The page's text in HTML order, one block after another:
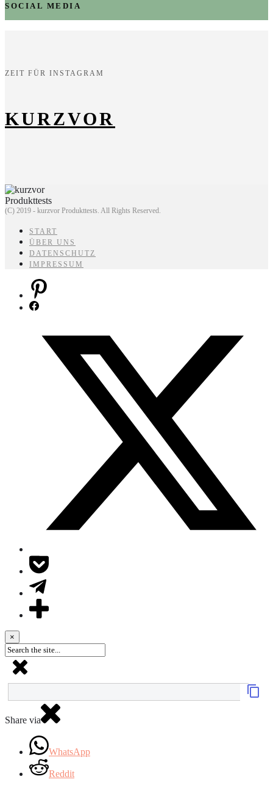
SOCIAL MEDIA
ZEIT FÜR INSTAGRAM
KURZVOR
(C) 2019 - kurzvor Produkttests. All Rights Reserved.
START
ÜBER UNS
DATENSCHUTZ
IMPRESSUM
×
Share via
WhatsApp
Reddit